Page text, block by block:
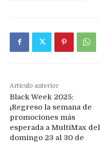
Artículo anterior
Black Week 2025:
¡Regreso la semana de
promociones más
esperada a MultiMax del
domingo 23 al 30 de